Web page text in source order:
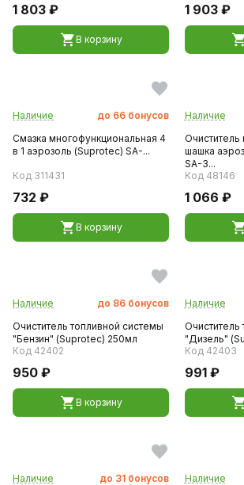
1 803 ₽
В корзину
1 903 ₽
Наличие до 66 бонусов
Смазка многофункциональная 4
в 1 аэрозоль (Suprotec) SA-...
Код 311431
732 ₽
В корзину
Наличие
Очиститель
шашка
SA-3...
Код 48146
1 066 ₽
Наличие до 86 бонусов
Очиститель топливной системы
"Бензин" (Suprotec) 250мл
Код 42402
950 ₽
В корзину
Наличие
Очиститель
"Дизель"
Код 42403
991 ₽
Наличие до 31 бонусов
Наличие